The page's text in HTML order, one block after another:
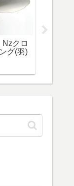
サ65spインプ
系 NAGISA65SP